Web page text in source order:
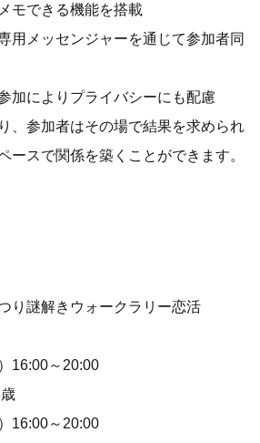
モできる機能を搭載
用メッセンジャーを通じて参加者同
加によりプライバシーにも配慮
、参加者はその場で結果を求められ
ースで関係を築くことができます。
り謎解きウォークラリー恋活
16:00～20:00
16:00～20:00